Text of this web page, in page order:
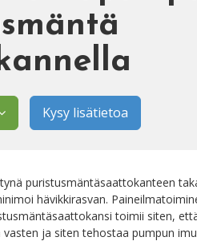
Kysy lisätietoa
puristusmäntäsaattokanteen
hävikkirasvan.
toimii siten,
ja siten tehostaa pumpun